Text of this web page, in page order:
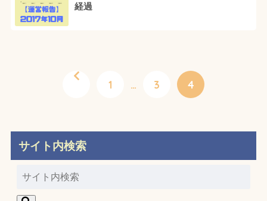
経過
1 … 3 4
サイト内検索